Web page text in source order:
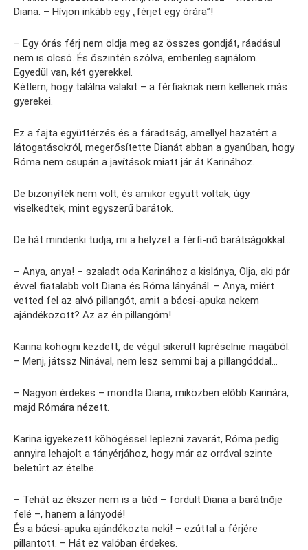
Diana. – Hívjon inkább egy „férjet egy órára”!
– Egy órás férj nem oldja meg az összes gondját, ráadásul
nem is olcsó. És őszintén szólva, emberileg sajnálom.
Egyedül van, két gyerekkel.
Kétlem, hogy találna valakit – a férfiaknak nem kellenek más
gyerekei.
Ez a fajta együttérzés és a fáradtság, amellyel hazatért a
látogatásokról, megerősítette Dianát abban a gyanúban, hogy
Róma nem csupán a javítások miatt jár át Karinához.
De bizonyíték nem volt, és amikor együtt voltak, úgy
viselkedtek, mint egyszerű barátok.
De hát mindenki tudja, mi a helyzet a férfi-nő barátságokkal…
– Anya, anya! – szaladt oda Karinához a kislánya, Olja, aki pár
évvel fiatalabb volt Diana és Róma lányánál. – Anya, miért
vetted fel az alvó pillangót, amit a bácsi-apuka nekem
ajándékozott? Az az én pillangóm!
Karina köhögni kezdett, de végül sikerült kipréselnie magából:
– Menj, játssz Ninával, nem lesz semmi baj a pillangóddal…
– Nagyon érdekes – mondta Diana, miközben előbb Karinára,
majd Rómára nézett.
Karina igyekezett köhögéssel leplezni zavarát, Róma pedig
annyira lehajolt a tányérjához, hogy már az orrával szinte
beletúrt az ételbe.
– Tehát az ékszer nem is a tiéd – fordult Diana a barátnője
felé –, hanem a lányodé!
És a bácsi-apuka ajándékozta neki! – ezúttal a férjére
pillantott. – Hát ez valóban érdekes.